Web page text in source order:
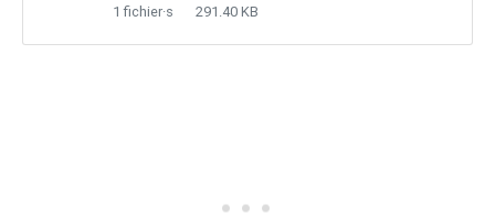
1 fichier·s 291.40 KB